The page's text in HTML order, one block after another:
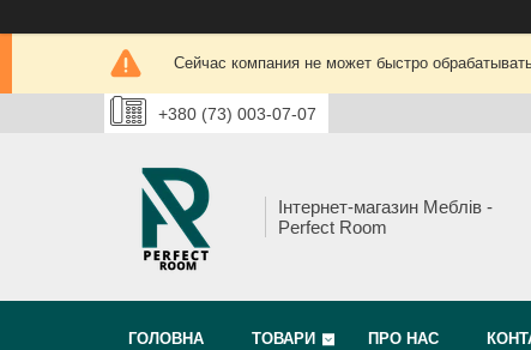
Сейчас компания не может быстро
+380 (73) 003-07-07
Інтернет-магазин Меблів -
Perfect Room
ГОЛОВНА ТОВАРИ ПРО НАС